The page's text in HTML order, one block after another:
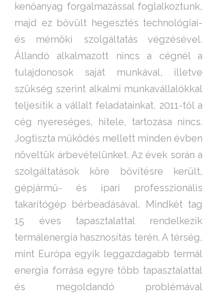
kenőanyag forgalmazással foglalkoztunk,
majd ez bővült hegesztés technológiai-
és mérnöki szolgáltatás végzésével.
Állandó alkalmazott nincs a cégnél a
tulajdonosok saját munkával, illetve
szükség szerint alkalmi munkavállalókkal
teljesítik a vállalt feladatainkat. 2011-től a
cég nyereséges, hitele, tartozása nincs.
Jogtiszta működés mellett minden évben
növeltük árbevételünket. Az évek során a
szolgáltatások köre bővítésre került,
gépjármű- és ipari professzionális
takarítógép bérbeadásával. Mindkét tag
15 éves tapasztalattal rendelkezik
termálenergia hasznosítás terén. A térség,
mint Európa egyik leggazdagabb termál
energia forrása egyre több tapasztalattal
és megoldandó problémával